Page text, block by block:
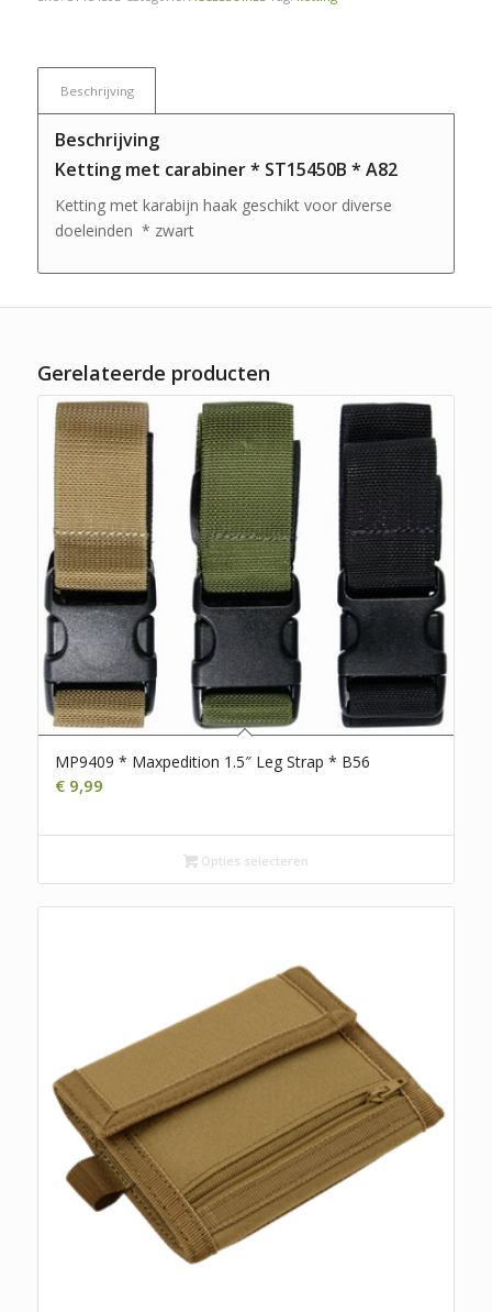
Beschrijving
Beschrijving
Ketting met carabiner * ST15450B * A82
Ketting met karabijn haak geschikt voor diverse
doeleinden * zwart
Gerelateerde producten
MP9409 * Maxpedition 1.5″ Leg Strap * B56
€9,99
Opties selecteren